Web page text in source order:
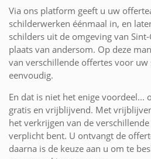
Via ons platform geeft u uw
schilderwerken éénmaal in, en
schilders uit de omgeving van
plaats van andersom. Op deze
van verschillende offertes voor
eenvoudig.
En dat is niet het enige voordeel...
gratis en vrijblijvend. Met
het verkrijgen van de
verplicht bent. U ontvangt de
daarna is de keuze aan u om te